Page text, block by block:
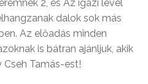
2, és Az igazi levél
dalok sok más
Az előadás minden
is bátran ajánljuk, akik
Tamás-est!